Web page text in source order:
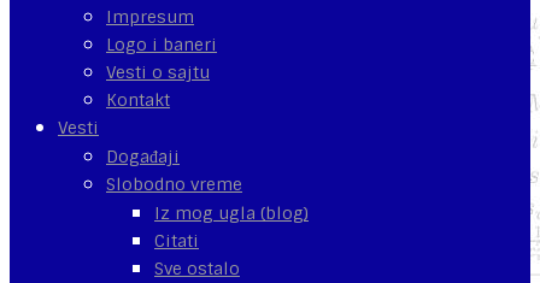
Impresum
Logo i baneri
Vesti o sajtu
Kontakt
Vesti
Događaji
Slobodno vreme
Iz mog ugla (blog)
Citati
Sve ostalo